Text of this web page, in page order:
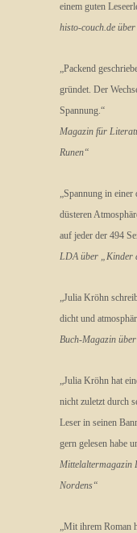
einem guten
histo-couch.de
„Packend
gründet. Der
Spannung.“
Magazin für
Runen“
„Spannung in einer
düsteren
auf jeder der 494
LDA über „Kinder
„Julia Kröhn
dicht und
Buch-Magazin
„Julia Kröhn hat
nicht zuletzt durch
Leser in seinen
gern gelesen habe
Mittelaltermagazin
Nordens“
„Mit ihrem Roman